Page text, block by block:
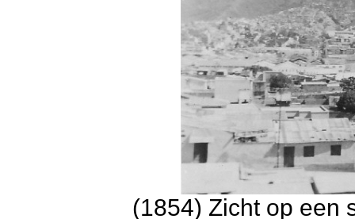
(1854) Zicht op een